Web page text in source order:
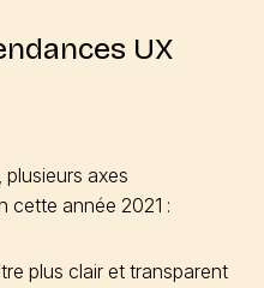
UX
plusieurs axes
cette année 2021 :
plus clair et transparent